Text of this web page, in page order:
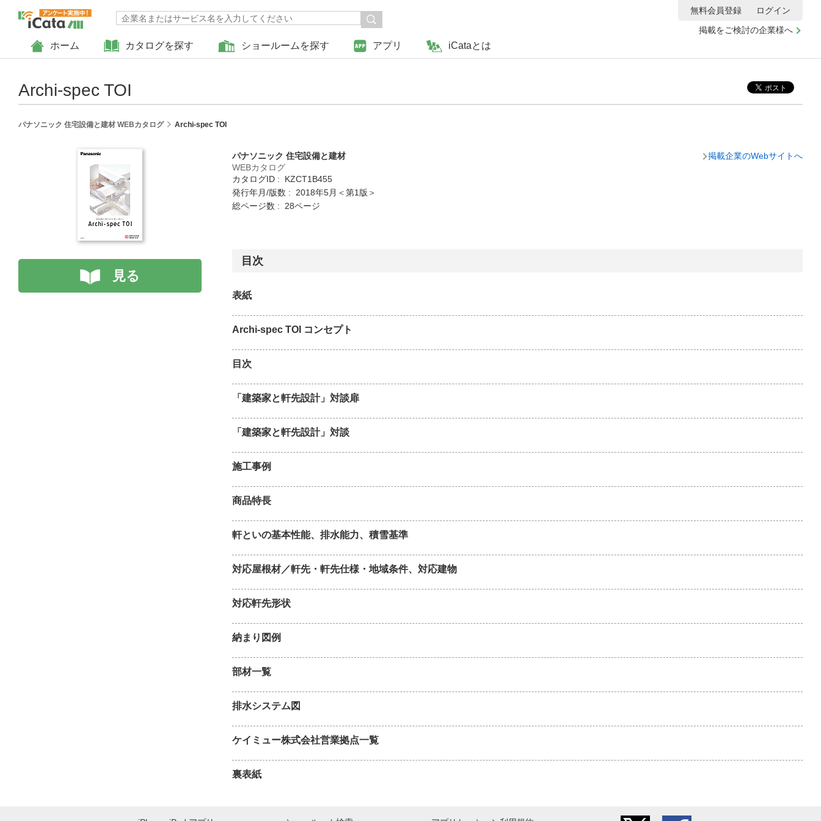
ホーム カタログを探す ショールームを探す アプリ iCataとは
掲載をご検討の企業様へ
無料会員登録 ログイン
Archi-spec TOI
パナソニック 住宅設備と建材 WEBカタログ Archi-spec TOI
見る
パナソニック 住宅設備と建材
WEBカタログ
カタログID : KZCT1B455
発行年月/版数 : 2018年5月＜第1版＞
総ページ数 : 28ページ
掲載企業のWebサイトへ
目次
表紙
Archi-spec TOI コンセプト
目次
「建築家と軒先設計」対談扉
「建築家と軒先設計」対談
施工事例
商品特長
軒といの基本性能、排水能力、積雪基準
対応屋根材／軒先・軒先仕様・地域条件、対応建物
対応軒先形状
納まり図例
部材一覧
排水システム図
ケイミュー株式会社営業拠点一覧
裏表紙